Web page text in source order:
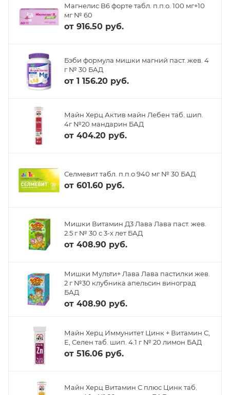
Магнелис B6 форте табл. п.п.о. 100 мг+10
мг № 60
от 916.50 руб.
Бэби формула мишки магний паст. жев. 4
г № 30 БАД
от 1 156.20 руб.
Майн Херц Актив майн Лебен таб. шип.
4г №20 мандарин БАД
от 404.20 руб.
Селмевит табл. п.п.о 940 мг № 30 БАД
от 601.60 руб.
Мишки Витамин Д3 Лава Лава паст. жев.
2.5 г № 30 с 3-х лет БАД
от 408.90 руб.
Мишки Мульти+ Лава Лава пастилки жев.
2 г №30 клубника апельсин виноград
БАД
от 408.90 руб.
Майн Херц Иммунитет Цинк + Витамин С,
Е, Селен таб. шип. 4.1 г № 20 лимон БАД
от 516.06 руб.
Майн Херц Витамин С плюс Цинк таб.